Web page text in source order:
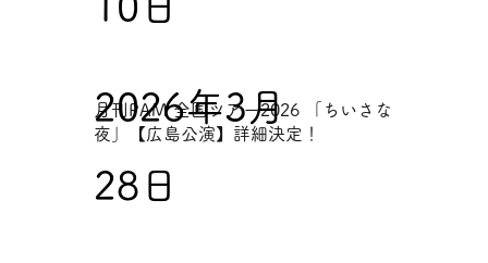
月刊PAM 全国ツアー2026 「ちいさな
夜」【広島公演】詳細決定！
2026年3月
28日